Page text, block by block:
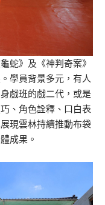
蛇》及《神判奇案》
學員背景多元，有人
戲班的戲二代，或是
、角色詮釋、口白表
現雲林持續推動布袋
成果。